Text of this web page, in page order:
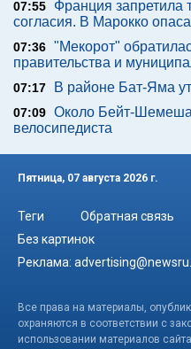
07:55
Франция запретила
согласия. В Марокко
07:36 "Мекорот"
правительства и
07:17 В районе Бат-Яма
07:09 Около Бейт-Шемеша
велосипедиста
Пятница, 07 августа 2026 г.
Теги Обратная связь
Без картинок
Реклама:
Все права на материалы,
охраняются в соответствии с
использовании материалов